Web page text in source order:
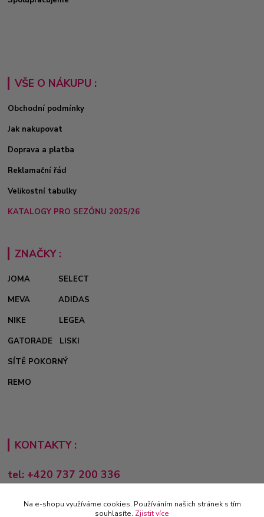
VŠE O NÁKUPU :
Obchodní podmínky
Jak nakupovat
Doprava a platba
Reklamační řád
Velikostní tabulky
KATALOGY PRO SEZÓNU 2025/26
ZNAČKY :
JOMA
SELECT
MEVA
ADIDAS
NIKE
LEGEA
GATORADE
LISKI
SÍTĚ POKORNÝ
REMO
KONTAKTY :
tel: +420 737 200 336
Pondělí-Pátek: 8 - 17 hodin
obchod@e-sporting.cz
Na e-shopu využíváme cookies. Používáním našich stránek s tím
souhlasíte. Zjistit více